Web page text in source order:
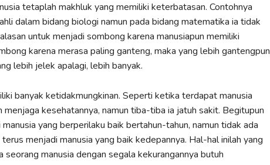
tetaplah makhluk yang memiliki keterbatasan. Contohnya
dalam bidang biologi namun pada bidang matematika ia tidak
untuk menjadi sombong karena manusiapun memiliki
karena merasa paling ganteng, maka yang lebih gantengpun
lebih jelek apalagi, lebih banyak.
banyak ketidakmungkinan. Seperti ketika terdapat manusia
kesehatannya, namun tiba-tiba ia jatuh sakit. Begitupun
yang berperilaku baik bertahun-tahun, namun tidak ada
menjadi manusia yang baik kedepannya. Hal-hal inilah yang
seorang manusia dengan segala kekurangannya butuh